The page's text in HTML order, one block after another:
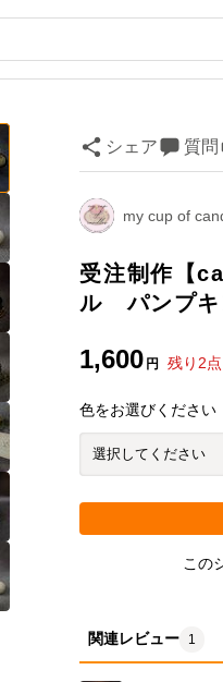
シェア 質問
my cup of
受注制作【
ル パンプ
1,600 円 残り 2点
色をお選びください
この
関連レビュー 1